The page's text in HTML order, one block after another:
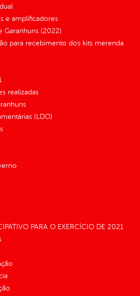
e amplificadores
Garanhuns (2022)
para recebimento dos kits merenda
realizadas
(LDO)
PARA O EXERCÍCIO DE 2021